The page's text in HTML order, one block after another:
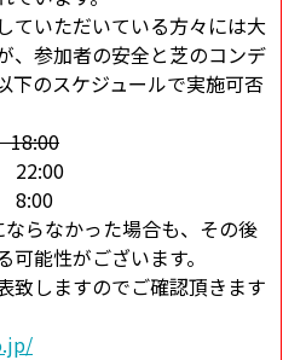
ていただいている方々には大
、参加者の安全と芝のコンデ
下のスケジュールで実施可否
18:00
22:00
8:00
らなかった場合も、その後
能性がございます。
致しますのでご確認頂きます